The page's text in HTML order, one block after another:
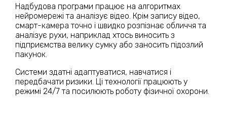
Надбудова програми працює на алгоритмах
нейромережі та аналізує відео. Крім запису відео,
смарт-камера точно і швидко розпізнає обличчя та
аналізує рухи, наприклад хтось виносить з
підприємства велику сумку або заносить підозлий
пакунок.
Системи здатні адаптуватися, навчатися і
передбачати ризики. Ці технології працюють у
режимі 24/7 та посилюють роботу фізичної охорони.